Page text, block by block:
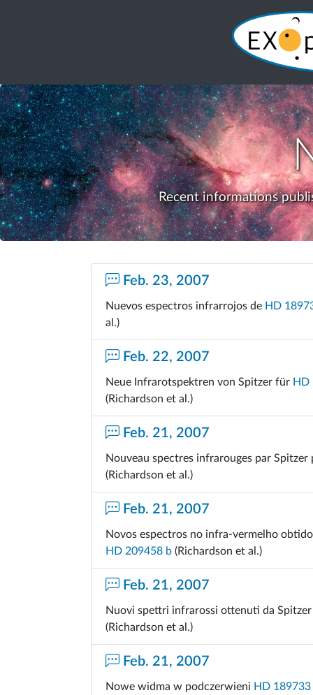
Recent informations
Feb. 23, 2007
Nuevos espectros infrarrojos de HD
al.)
Feb. 22, 2007
Neue Infrarotspektren von Spitzer für HD
(Richardson et al.)
Feb. 21, 2007
Nouveau spectres infrarouges par
(Richardson et al.)
Feb. 21, 2007
Novos espectros no infra-vermelho
HD 209458 b (Richardson et al.)
Feb. 21, 2007
Nuovi spettri infrarossi ottenuti da
(Richardson et al.)
Feb. 21, 2007
Nowe widma w podczerwieni HD 189733